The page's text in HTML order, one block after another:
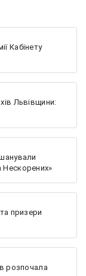
Кабінету
Львівщини:
призери
розпочала